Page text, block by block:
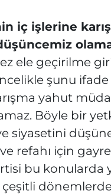
iç işlerine
ele geçirilme
şunu
yahut
Böyle bir
siyasetini
ve refahı için
bu konularda